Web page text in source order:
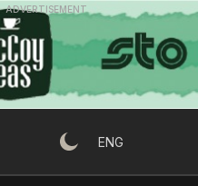
ADVERTISEMENT
ENG